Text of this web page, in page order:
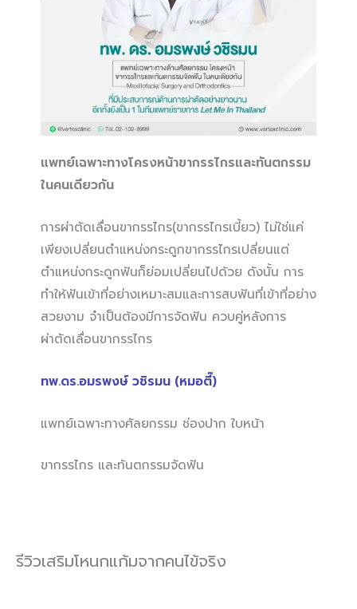
แพทย์เฉพาะทางโครงหน้าขากรรไกรและทันตกรรม
ในคนเดียวกัน
การผ่าตัดเลื่อนขากรรไกร(ขากรรไกรเบี้ยว) ไม่ใช่แค่
เพียงเปลี่ยนตำแหน่งกระดูกขากรรไกรเปลี่ยนแต่
ตำแหน่งกระดูกฟันก็ย่อมเปลี่ยนไปด้วย ดังนั้น การ
ทำให้ฟันเข้าที่อย่างเหมาะสมและการสบฟันที่เข้าที่อย่าง
สวยงาม จำเป็นต้องมีการจัดฟัน ควบคู่หลังการ
ผ่าตัดเลื่อนขากรรไกร
ทพ.ดร.อมรพงษ์ วชิรมน (หมอตี๊)
แพทย์เฉพาะทางศัลยกรรม ช่องปาก ใบหน้า
ขากรรไกร และทันตกรรมจัดฟัน
รีวิวเสริมโหนกแก้มจากคนไข้จริง